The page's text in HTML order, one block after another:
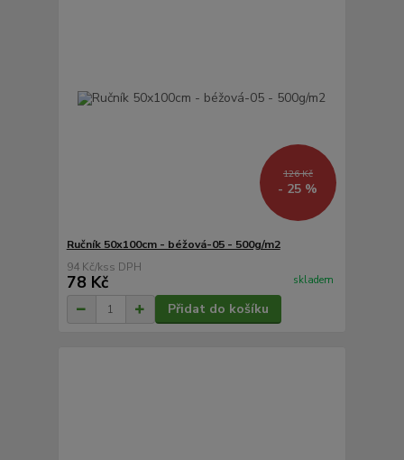
126 Kč
- 25 %
Ručník 50x100cm - béžová-05 - 500g/m2
94 Kč/ks
78 Kč skladem
Přidat do košíku